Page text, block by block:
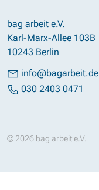
bag arbeit e.V.
Karl-Marx-Allee 103B
10243 Berlin
info@bagarbeit.de
030 2403 0471
© 2026 bag arbeit e.V.